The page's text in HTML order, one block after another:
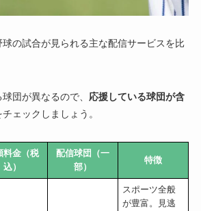
の試合が見られる主な配信サービスを比
団が異なるので、 応援している球団が含
チェックしましょう。
料金（税
込）
配信球団（一
部）
特徴
スポーツ全般
が豊富。見逃